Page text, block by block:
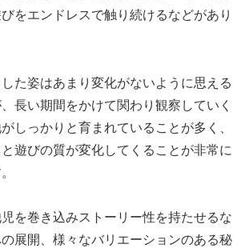
をエンドレスで触り続けるなどがあり
た姿はあまり変化がないように思える
長い期間をかけて関わり観察していく
しっかりと育まれていることが多く、
遊びの質が変化してくることが非常に
を巻き込みストーリー性を持たせるな
展開、様々なバリエーションのある秘